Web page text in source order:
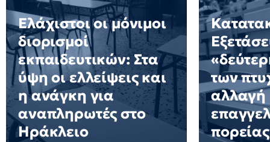
Ελάχιστοι οι μόνιμοι
διορισμοί
εκπαιδευτικών: Στα
ύψη οι ελλείψεις και
η ανάγκη για
αναπληρωτές στο
Ηράκλειο
των
αλλαγή
πορείας